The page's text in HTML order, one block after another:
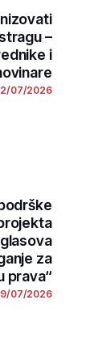
–
i
07/2026
za
prava“
07/2026